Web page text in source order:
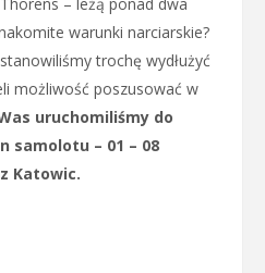
warunki narciarskie?
trochę wydłużyć
możliwość poszusować w
uruchomiliśmy do
samolotu – 01 – 08
Katowic.